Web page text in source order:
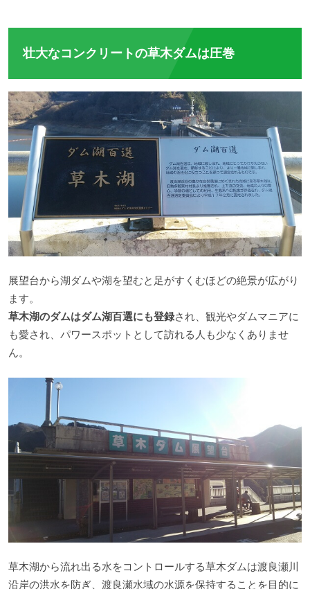
壮大なコンクリートの草木ダムは圧巻
展望台から湖ダムや湖を望むと足がすくむほどの絶景が広がり
ます。
草木湖のダムはダム湖百選にも登録され、観光やダムマニアに
も愛され、パワースポットとして訪れる人も少なくありませ
ん。
草木湖から流れ出る水をコントロールする草木ダムは渡良瀬川
沿岸の洪水を防ぎ、渡良瀬水域の水源を保持することを目的に